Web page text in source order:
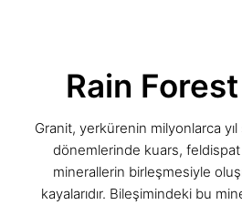
Rain
Granit, yerkürenin milyonlarca
dönemlerinde kuars,
minerallerin birleşmesiyle
kayalarıdır. Bileşimindeki bu